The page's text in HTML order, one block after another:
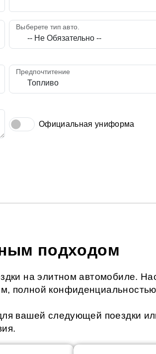
Выберете тип авто.
Предпочтитение
Официальная униформа
подходом
на элитном автомобиле.
полной
вашей следующей поездки